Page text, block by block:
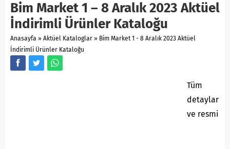
Bim Market 1 – 8 Aralık 2023 Aktüel
İndirimli Ürünler Kataloğu
Anasayfa » Aktüel Kataloglar » Bim Market 1 - 8 Aralık 2023 Aktüel
İndirimli Ürünler Kataloğu
Tüm
detaylar
ve resmi